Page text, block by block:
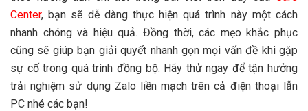
Center, bạn sẽ dễ dàng thực hiện quá trình này một cách
nhanh chóng và hiệu quả. Đồng thời, các mẹo khắc phục
cũng sẽ giúp bạn giải quyết nhanh gọn mọi vấn đề khi gặp
sự cố trong quá trình đồng bộ. Hãy thử ngay để tận hưởng
trải nghiệm sử dụng Zalo liền mạch trên cả điện thoại lẫn
PC nhé các bạn!